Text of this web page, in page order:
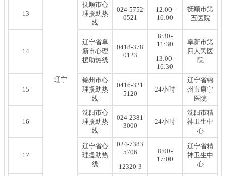
辽宁
13
抚顺市心
理援助热
线
024-5752
0521
12:00-
16:00
抚顺市第
五医院
14
辽宁省阜
新市心理
援助热线
0418-378
0123
8:30-
11:30
13:00-
16:30
阜新市第
四人民医
院
15
锦州市心
理援助热
线
0416-321
5120
24小时
辽宁省锦
州市康宁
医院
16
沈阳市心
理援助热
线
024-2381
3000
24小时
沈阳市精
神卫生中
心
17
辽宁省心
理援助热
线
024-7383
5706
12320-3
8:00-
17:00
辽宁省精
神卫生中
心